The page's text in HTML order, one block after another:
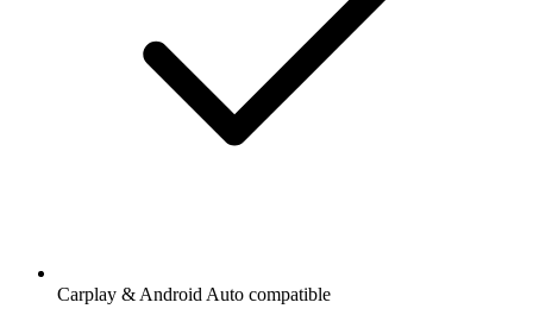
Carplay & Android Auto compatible